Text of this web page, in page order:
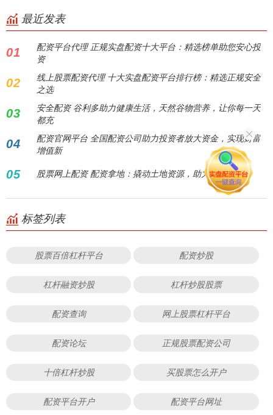
最近发表
01
配资平台代理 正规实盘配资十大平台：精选榜单助您安心投
资
02
线上股票配资代理 十大实盘配资平台排行榜：精选正规安全
之选
03
安全配资 谷利多助力健康生活，天然谷物营养，让你每一天
都充
04
配资官网平台 全国配资公司助力投资者放大资金，实现财富
增值新
05 股票网上配资 配资拿地：撬动土地资源，助力企业扩张！
标签列表
股票百倍杠杆平台 配资炒股
杠杆融资炒股 杠杆炒股股票
配资查询 网上股票杠杆平台
配资论坛 正规股票配资公司
十倍杠杆炒股 买股票怎么开户
配资平台开户 配资平台网址